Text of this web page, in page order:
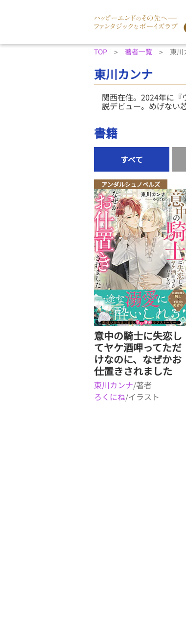
TOP 著者一覧 東川
東川カンナ
関西在住。2024年に
説デビュー。めげない
書籍
すべて
アンダルシュノベルズ
意中の騎士に失恋し
てヤケ酒呷ってただ
けなのに、なぜかお
仕置きされました
東川カンナ/著者
ろくにね/イラスト